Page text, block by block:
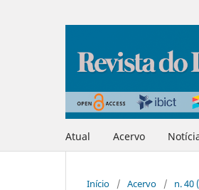
Atual Acervo
Início / Acervo / n. 40